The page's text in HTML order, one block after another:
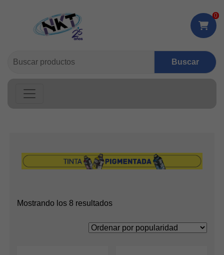
0
Mostrando los 8 resultadosOrdenado
popularidad